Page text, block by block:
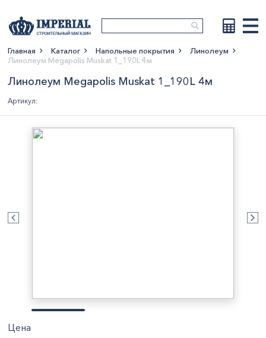
Главная Каталог Напольные покрытия
Линолеум
Линолеум Megapolis Muskat 1_190L 4м
Линолеум Megapolis Muskat 1_190L 4м
Артикул:
Цена